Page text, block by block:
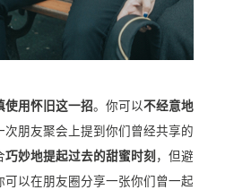
使用怀旧这一招。你可以不经意地
次朋友聚会上提到你们曾经共享的
巧妙地提起过去的甜蜜时刻 ，但避
以在朋友圈分享一张你们曾一起